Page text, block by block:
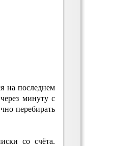
на последнем
минуту с
перебирать
со счёта.